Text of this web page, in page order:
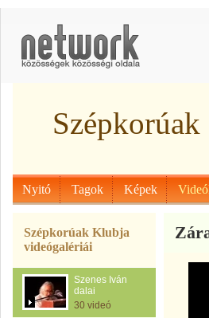
Nyitó Tagok Képek
Szépkorúak Klubja
videógalériái
Szenes Iván
dalai
30 videó